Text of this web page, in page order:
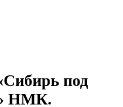
под
НМК.